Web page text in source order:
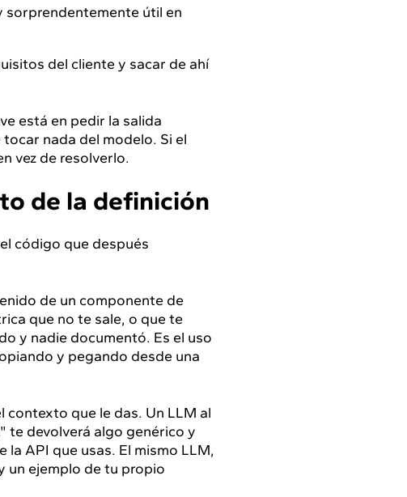
sorprendentemente útil en
del cliente y sacar de ahí
está en pedir la salida
nada del modelo. Si el
vez de resolverlo.
de la definición
código que después
de un componente de
que no te sale, o que te
y nadie documentó. Es el uso
y pegando desde una
contexto que le das. Un LLM al
te devolverá algo genérico y
API que usas. El mismo LLM,
un ejemplo de tu propio